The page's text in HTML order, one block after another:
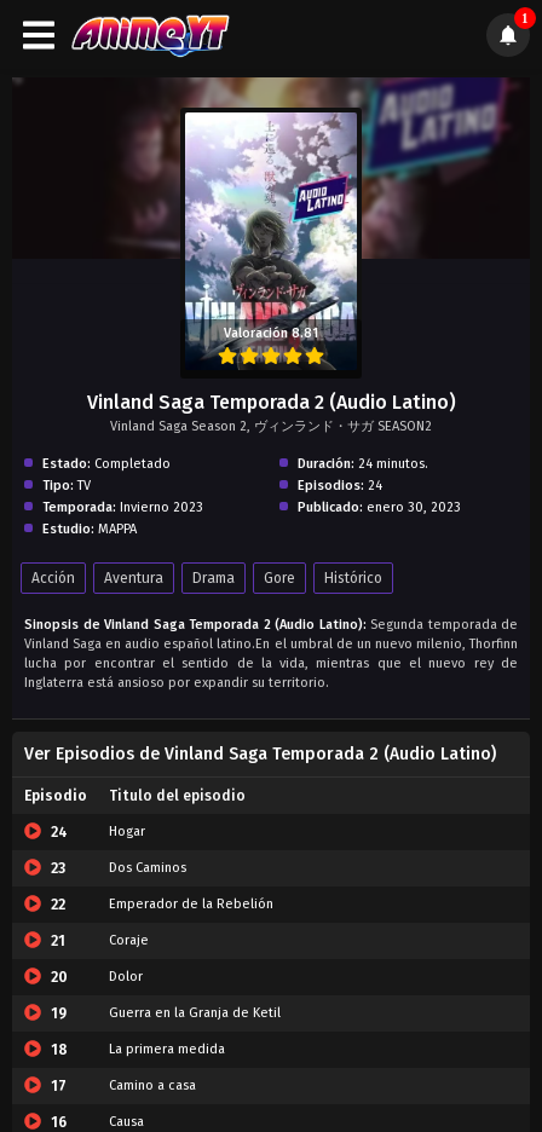
1
Valoración 8.81
Vinland Saga Temporada 2 (Audio Latino)
Vinland Saga Season 2, ヴィンランド・サガ SEASON2
Estado: Completado
Tipo: TV
Temporada: Invierno 2023
Estudio: MAPPA
Duración: 24 minutos.
Episodios: 24
Publicado: enero 30, 2023
Acción Aventura Drama Gore Histórico
Sinopsis de Vinland Saga Temporada 2 (Audio Latino): Segunda temporada de
Vinland Saga en audio español latino.En el umbral de un nuevo milenio, Thorfinn
lucha por encontrar el sentido de la vida, mientras que el nuevo rey de
Inglaterra está ansioso por expandir su territorio.
Ver Episodios de Vinland Saga Temporada 2 (Audio Latino)
Episodio Titulo del episodio
24 Hogar
23 Dos Caminos
22 Emperador de la Rebelión
21 Coraje
20 Dolor
19 Guerra en la Granja de Ketil
18 La primera medida
17 Camino a casa
16 Causa